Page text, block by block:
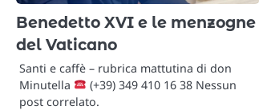
Benedetto XVI e le menzogne
del Vaticano
Santi e caffè – rubrica mattutina di don
Minutella
(+39) 349 410 16 38 Nessun
post correlato.